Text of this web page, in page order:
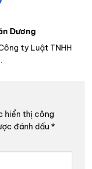
Dương
ty Luật TNHH
hiển thị công
đánh dấu *